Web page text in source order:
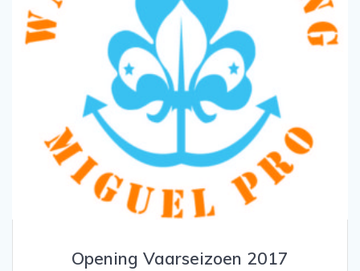
Opening Vaarseizoen 2017